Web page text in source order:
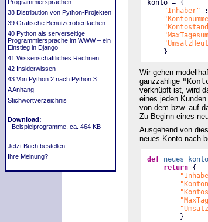
Programmiersprachen
38 Distribution von Python-Projekten
39 Grafische Benutzeroberflächen
40 Python als serverseitige
Programmiersprache im WWW – ein
Einstieg in Django
41 Wissenschaftliches Rechnen
42 Insiderwissen
43 Von Python 2 nach Python 3
A Anhang
Stichwortverzeichnis
Download:
- Beispielprogramme, ca. 464 KB
Jetzt Buch bestellen
Ihre Meinung?
konto = {
"Inhaber" :
    }
Wir gehen
ganzzahlige
verknüpft ist, wird
eines jeden
von dem bzw. auf
Zu Beginn eines
Ausgehend von
neues Konto nach
def neues_konto
return {
        }